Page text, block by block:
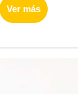
Ver más